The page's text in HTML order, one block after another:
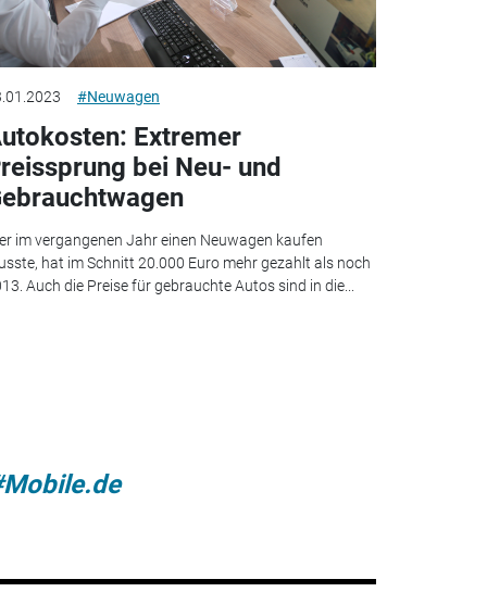
#Neuwagen
Extremer
bei Neu- und
im vergangenen Jahr einen Neuwagen kaufen
hat im Schnitt 20.000 Euro mehr gezahlt als noch
Auch die Preise für gebrauchte Autos sind in die...